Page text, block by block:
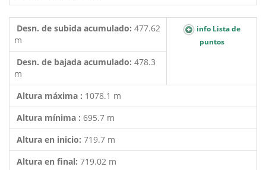
Desn. de subida acumulado: 477.62
m
info Lista de
puntos
Desn. de bajada acumulado: 478.3
m
Altura máxima : 1078.1 m
Altura mínima : 695.7 m
Altura en inicio: 719.7 m
Altura en final: 719.02 m